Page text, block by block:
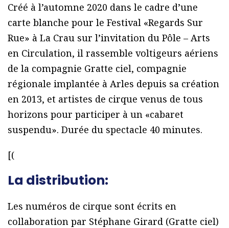
Créé à l’automne 2020 dans le cadre d’une
carte blanche pour le Festival «Regards Sur
Rue» à La Crau sur l’invitation du Pôle – Arts
en Circulation, il rassemble voltigeurs aériens
de la compagnie Gratte ciel, compagnie
régionale implantée à Arles depuis sa création
en 2013, et artistes de cirque venus de tous
horizons pour participer à un «cabaret
suspendu». Durée du spectacle 40 minutes.
[(
La distribution:
Les numéros de cirque sont écrits en
collaboration par Stéphane Girard (Gratte ciel)